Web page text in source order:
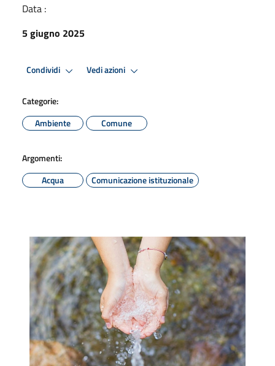
Data :
5 giugno 2025
Condividi Vedi azioni
Categorie:
Ambiente
Comune
Argomenti:
Acqua
Comunicazione istituzionale